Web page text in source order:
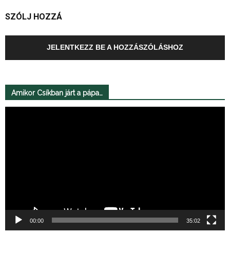
SZÓLJ HOZZÁ
JELENTKEZZ BE A HOZZÁSZÓLÁSHOZ
Amikor Csíkban járt a pápa…
00:00 35:02